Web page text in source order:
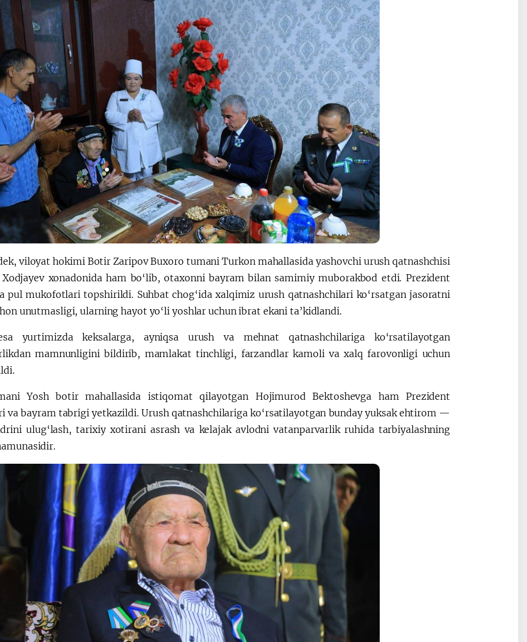
viloyat hokimi Botir Zaripov Buxoro tumani Turkon mahallasida yashovchi urush qatnashchisi
xonadonida ham bo‘lib, otaxonni bayram bilan samimiy muborakbod etdi. Prezident
pul mukofotlari topshirildi. Suhbat chog‘ida xalqimiz urush qatnashchilari ko‘rsatgan jasoratni
unutmasligi, ularning hayot yo‘li yoshlar uchun ibrat ekani ta’kidlandi.
yurtimizda keksalarga, ayniqsa urush va mehnat qatnashchilariga ko‘rsatilayotgan
mamnunligini bildirib, mamlakat tinchligi, farzandlar kamoli va xalq farovonligi uchun
Yosh botir mahallasida istiqomat qilayotgan Hojimurod Bektoshevga ham Prezident
va bayram tabrigi yetkazildi. Urush qatnashchilariga ko‘rsatilayotgan bunday yuksak ehtirom —
ulug‘lash, tarixiy xotirani asrash va kelajak avlodni vatanparvarlik ruhida tarbiyalashning